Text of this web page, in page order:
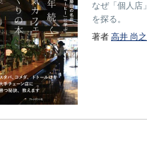
なぜ「個人店
を探る。
著者 高井 尚之